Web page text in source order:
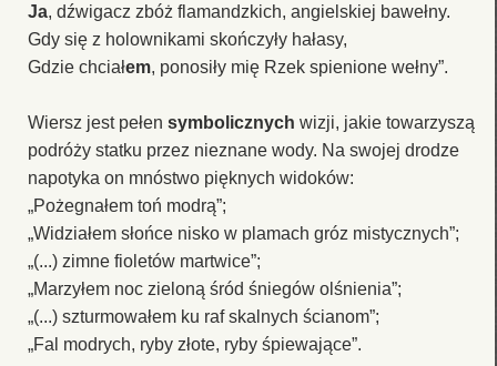
Ja, dźwigacz zbóż flamandzkich, angielskiej bawełny.
Gdy się z holownikami skończyły hałasy,
Gdzie chciałem, ponosiły mię Rzek spienione wełny”.
Wiersz jest pełen symbolicznych wizji, jakie towarzyszą
podróży statku przez nieznane wody. Na swojej drodze
napotyka on mnóstwo pięknych widoków:
„Pożegnałem toń modrą”;
„Widziałem słońce nisko w plamach gróz mistycznych”;
„(...) zimne fioletów martwice”;
„Marzyłem noc zieloną śród śniegów olśnienia”;
„(...) szturmowałem ku raf skalnych ścianom”;
„Fal modrych, ryby złote, ryby śpiewające”.